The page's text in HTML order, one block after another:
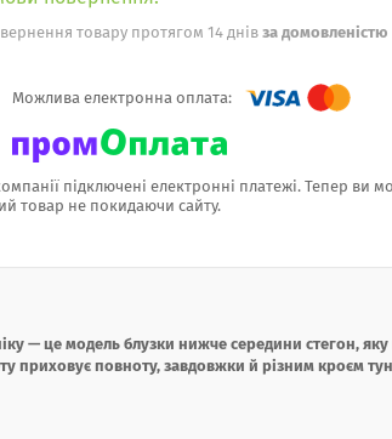
товару протягом 14 днів за домовленістю
підключені електронні платежі. Тепер ви
товар не покидаючи сайту.
— це модель блузки нижче середини стегон,
приховує повноту, завдовжки й різним кроєм